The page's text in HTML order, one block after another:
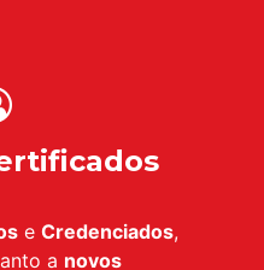
e Credenciados,
a novos